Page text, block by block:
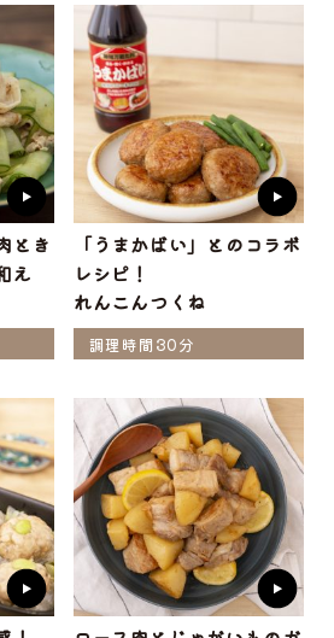
とき
え
「うまかばい」とのコラボ
レシピ！
れんこんつくね
調理時間30分